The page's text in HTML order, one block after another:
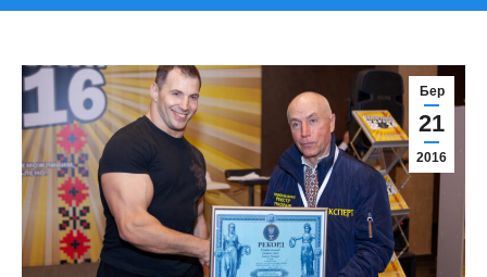
Бер
21
2016